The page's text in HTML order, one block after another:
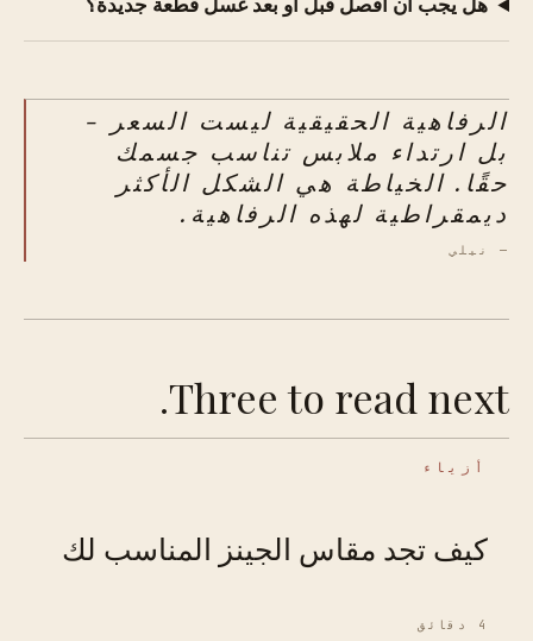
الرفاهية الحقيقية ليست السعر -
بل ارتداء ملابس تناسب جسمك
حقًا. الخياطة هي الشكل الأكثر
ديمقراطية لهذه الرفاهية.
— نيلي
Three to read next.
أزياء
كيف تجد مقاس الجينز المناسب لك
4 دقائق